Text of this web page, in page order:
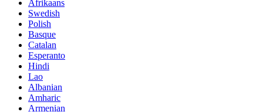
Afrikaans
Swedish
Polish
Basque
Catalan
Esperanto
Hindi
Lao
Albanian
Amharic
Armenian